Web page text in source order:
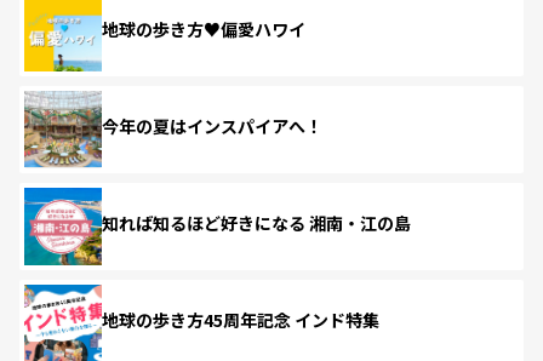
地球の歩き方♥偏愛ハワイ
今年の夏はインスパイアへ！
知れば知るほど好きになる 湘南・江の島
地球の歩き方45周年記念 インド特集